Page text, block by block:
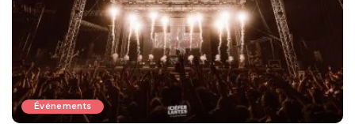
Événements